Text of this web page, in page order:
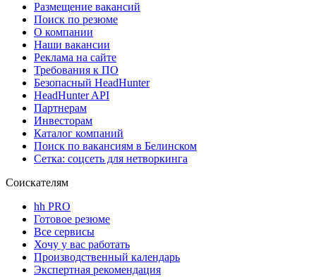
Размещение вакансий
Поиск по резюме
О компании
Наши вакансии
Реклама на сайте
Требования к ПО
Безопасный HeadHunter
HeadHunter API
Партнерам
Инвесторам
Каталог компаний
Поиск по вакансиям в Белинском
Сетка: соцсеть для нетворкинга
Соискателям
hh PRO
Готовое резюме
Все сервисы
Хочу у вас работать
Производственный календарь
Экспертная рекомендация